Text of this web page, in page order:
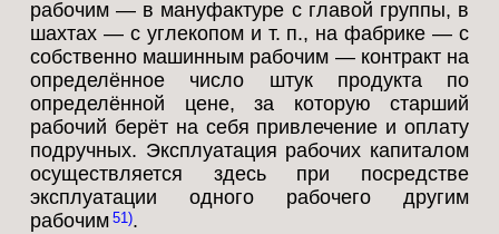
рабочим — в мануфактуре с главой группы, в
шахтах — с углекопом и т. п., на фабрике — с
собственно машинным рабочим — контракт на
определённое число штук продукта по
определённой цене, за которую старший
рабочий берёт на себя привлечение и оплату
подручных. Эксплуатация рабочих капиталом
осуществляется здесь при посредстве
эксплуатации одного рабочего другим
рабочим 51 .